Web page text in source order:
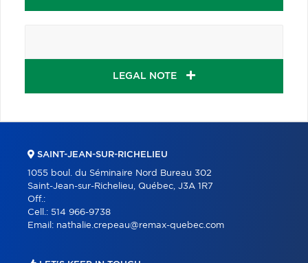
LEGAL NOTE
SAINT-JEAN-SUR-RICHELIEU
1055 boul. du Séminaire Nord Bureau 302
Saint-Jean-sur-Richelieu, Québec, J3A 1R7
Off.:
Cell.: 514 966-9738
Email: nathalie.crepeau@remax-quebec.com